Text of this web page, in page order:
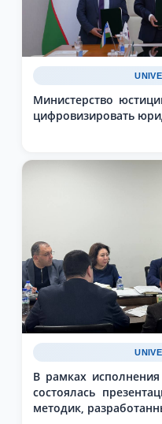
Министерство
цифровизировать
В рамках
состоялась
методик,